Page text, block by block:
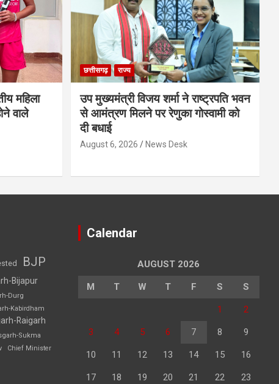
महिला
वाले
छत्तीसगढ़ राज्य
उप मुख्यमंत्री विजय शर्मा ने राष्ट्रपति भवन
से आमंत्रण मिलने पर रेणुका गोस्वामी को
दी बधाई
August 6, 2026 News Desk
BJP
Bijapur
Durg
Kabirdham
Raigarh
Sukma
Chief Minister
Calendar
AUGUST 2026
M T W T F S S
1 2
3 4 5 6 7 8 9
10 11 12 13 14 15 16
17 18 19 20 21 22 23